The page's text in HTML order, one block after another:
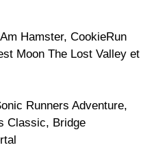
Hamster, CookieRun
Moon The Lost Valley et
Runners Adventure,
Classic, Bridge